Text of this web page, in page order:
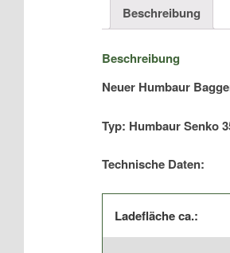
Beschreibung
Beschreibung
Neuer Humbaur
Typ: Humbaur Senko
Technische Daten:
Ladefläche ca.: